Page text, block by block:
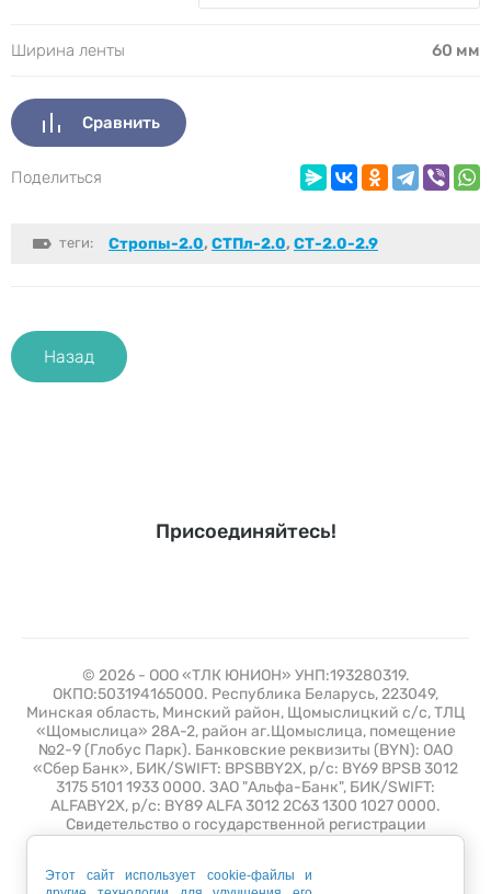
Ширина ленты 60 мм
Сравнить
Поделиться
теги: Стропы-2.0, СТПл-2.0, СТ-2.0-2.9
Назад
Присоединяйтесь!
© 2026 - ООО «ТЛК ЮНИОН» УНП:193280319.
ОКПО:503194165000. Республика Беларусь, 223049,
Минская область, Минский район, Щомыслицкий с/с, ТЛЦ
«Щомыслица» 28А-2, район аг.Щомыслица, помещение
№2-9 (Глобус Парк). Банковские реквизиты (BYN): ОАО
«Сбер Банк», БИК/SWIFT: BPSBBY2X, р/с: BY69 BPSB 3012
3175 5101 1933 0000. ЗАО "Альфа-Банк", БИК/SWIFT:
ALFABY2X, р/с: BY89 ALFA 3012 2C63 1300 1027 0000.
Свидетельство о государственной регистрации
апреля 2021 года с регистрационным номером 508389.
Этот сайт использует cookie-файлы и